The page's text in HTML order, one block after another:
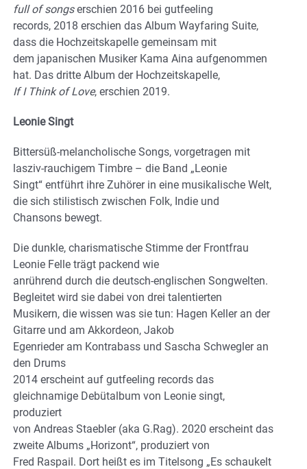
full of songserschien 2016 bei gutfeeling
records, 2018 erschien das Album Wayfaring Suite,
dass die Hochzeitskapelle gemeinsam mit
dem japanischen Musiker Kama Aina aufgenommen
hat. Das dritte Album der Hochzeitskapelle,
If I Think of Love, erschien 2019.
Leonie Singt
Bittersüß-melancholische Songs, vorgetragen mit
lasziv-rauchigem Timbre – die Band „Leonie
Singt“ entführt ihre Zuhörer in eine musikalische Welt,
die sich stilistisch zwischen Folk, Indie und
Chansons bewegt.
Die dunkle, charismatische Stimme der Frontfrau
Leonie Felle trägt packend wie
anrührend durch die deutsch-englischen Songwelten.
Begleitet wird sie dabei von drei talentierten
Musikern, die wissen was sie tun: Hagen Keller an der
Gitarre und am Akkordeon, Jakob
Egenrieder am Kontrabass und Sascha Schwegler an
den Drums
2014 erscheint auf gutfeeling records das
gleichnamige Debütalbum von Leonie singt,
produziert
von Andreas Staebler (aka G.Rag). 2020 erscheint das
zweite Albums „Horizont“, produziert von
Fred Raspail. Dort heißt es im Titelsong „Es schaukelt